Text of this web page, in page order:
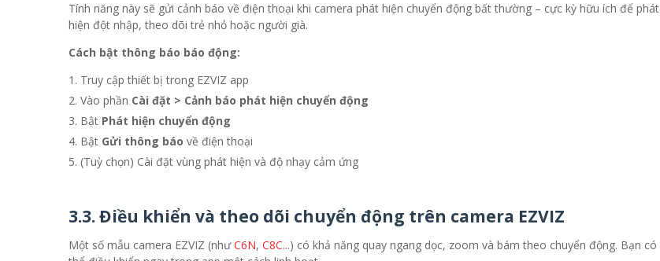
Tính năng này sẽ gửi cảnh báo về điện thoại khi camera phát hiện chuyển động bất thường – cực kỳ hữu ích để phát
hiện đột nhập, theo dõi trẻ nhỏ hoặc người già.
Cách bật thông báo báo động:
Truy cập thiết bị trong EZVIZ app
Vào phần Cài đặt > Cảnh báo phát hiện chuyển động
Bật Phát hiện chuyển động
Bật Gửi thông báo về điện thoại
(Tuỳ chọn) Cài đặt vùng phát hiện và độ nhạy cảm ứng
3.3. Điều khiển và theo dõi chuyển động trên camera EZVIZ
Một số mẫu camera EZVIZ (nhưC6N, C8C...) có khả năng quay ngang dọc, zoom và bám theo chuyển động. Bạn có